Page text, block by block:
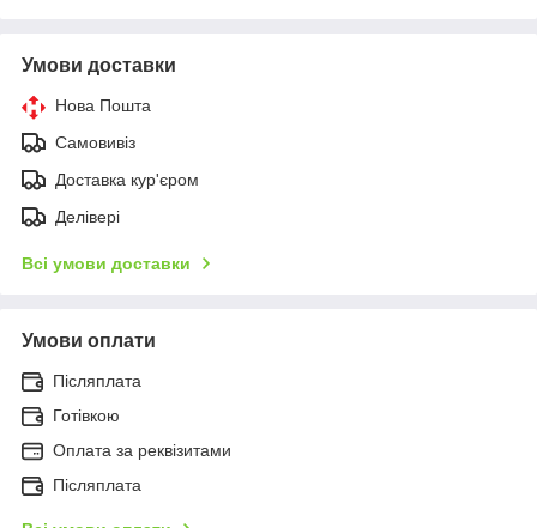
Умови доставки
Нова Пошта
Самовивіз
Доставка кур'єром
Делівері
Всі умови доставки
Умови оплати
Післяплата
Готівкою
Оплата за реквізитами
Післяплата